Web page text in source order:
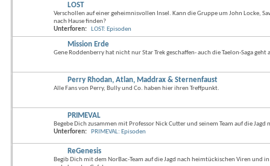
LOST
Verschollen auf einer geheimnisvollen Insel. Kann die Gruppe um John Locke,
nach Hause finden?
Unterforen:
LOST: Episoden
Mission Erde
Gene Roddenberry hat nicht nur Star Trek geschaffen- auch die Taelon-Saga
Perry Rhodan, Atlan, Maddrax & Sternenfaust
Alle Fans von Perry, Bully und Co. haben hier ihren Treffpunkt.
PRIMEVAL
Begebe Dich zusammen mit Professor Nick Cutter und seinem Team auf die
Unterforen:
PRIMEVAL: Episoden
ReGenesis
Begib Dich mit dem NorBac-Team auf die Jagd nach heimtückischen Viren und